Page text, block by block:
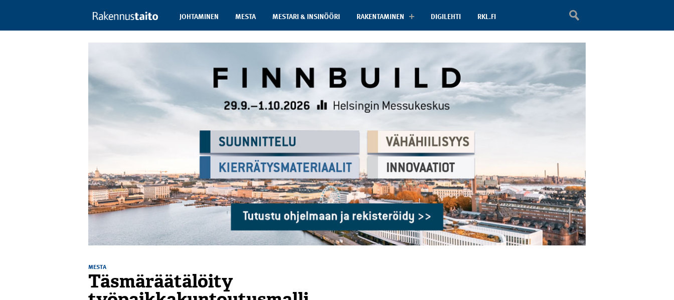
JOHTAMINEN MESTA MESTARI & INSINÖÖRI RAKENTAMINEN DIGILEHTI RKL.FI
MESTA
Täsmäräätälöity